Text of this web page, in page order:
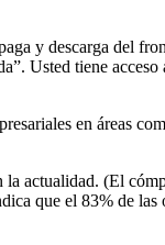
y descarga del
Usted tiene acceso
en áreas
actualidad. (El
que el 83% de